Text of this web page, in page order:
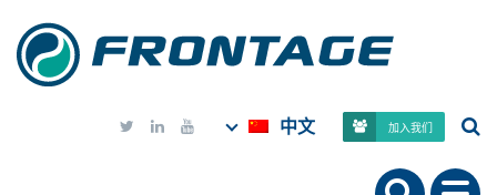
   中文 加入我们